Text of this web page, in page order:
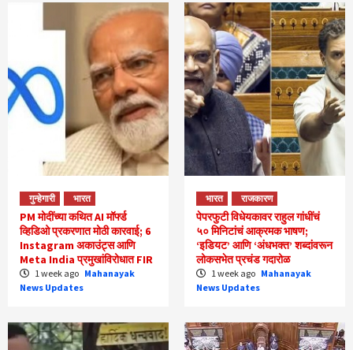
गुन्हेगारी भारत
PM मोदींच्या कथित AI मॉर्फ्ड
व्हिडिओ प्रकरणात मोठी कारवाई; 6
Instagram अकाउंट्स आणि
Meta India प्रमुखांविरोधात FIR
1 week ago Mahanayak
News Updates
भारत राजकारण
पेपरफुटी विधेयकावर राहुल गांधींचं
५० मिनिटांचं आक्रमक भाषण;
‘इडियट’ आणि ‘अंधभक्त’ शब्दांवरून
लोकसभेत प्रचंड गदारोळ
1 week ago Mahanayak
News Updates